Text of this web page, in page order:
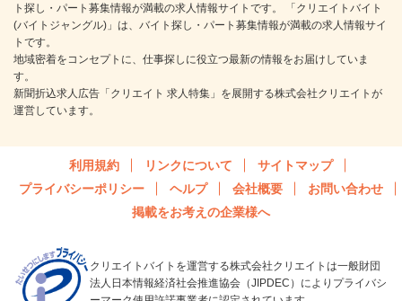
ト探し・パート募集情報が満載の求人情報サイトです。 「クリエイトバイト
(バイトジャングル)」は、バイト探し・パート募集情報が満載の求人情報サイ
トです。
地域密着をコンセプトに、仕事探しに役立つ最新の情報をお届けしていま
す。
新聞折込求人広告「クリエイト 求人特集」を展開する株式会社クリエイトが
運営しています。
利用規約 リンクについて
サイトマップ
プライバシーポリシー
ヘルプ 会社概要
お問い合わせ
掲載をお考えの企業様へ
クリエイトバイトを運営する株式会社クリエイトは一般財団
法人日本情報経済社会推進協会（JIPDEC）によりプライバシ